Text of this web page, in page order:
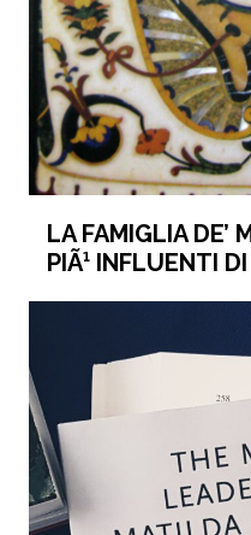
LA FAMIGLIA DE’
PIÃ¹ INFLUENTI